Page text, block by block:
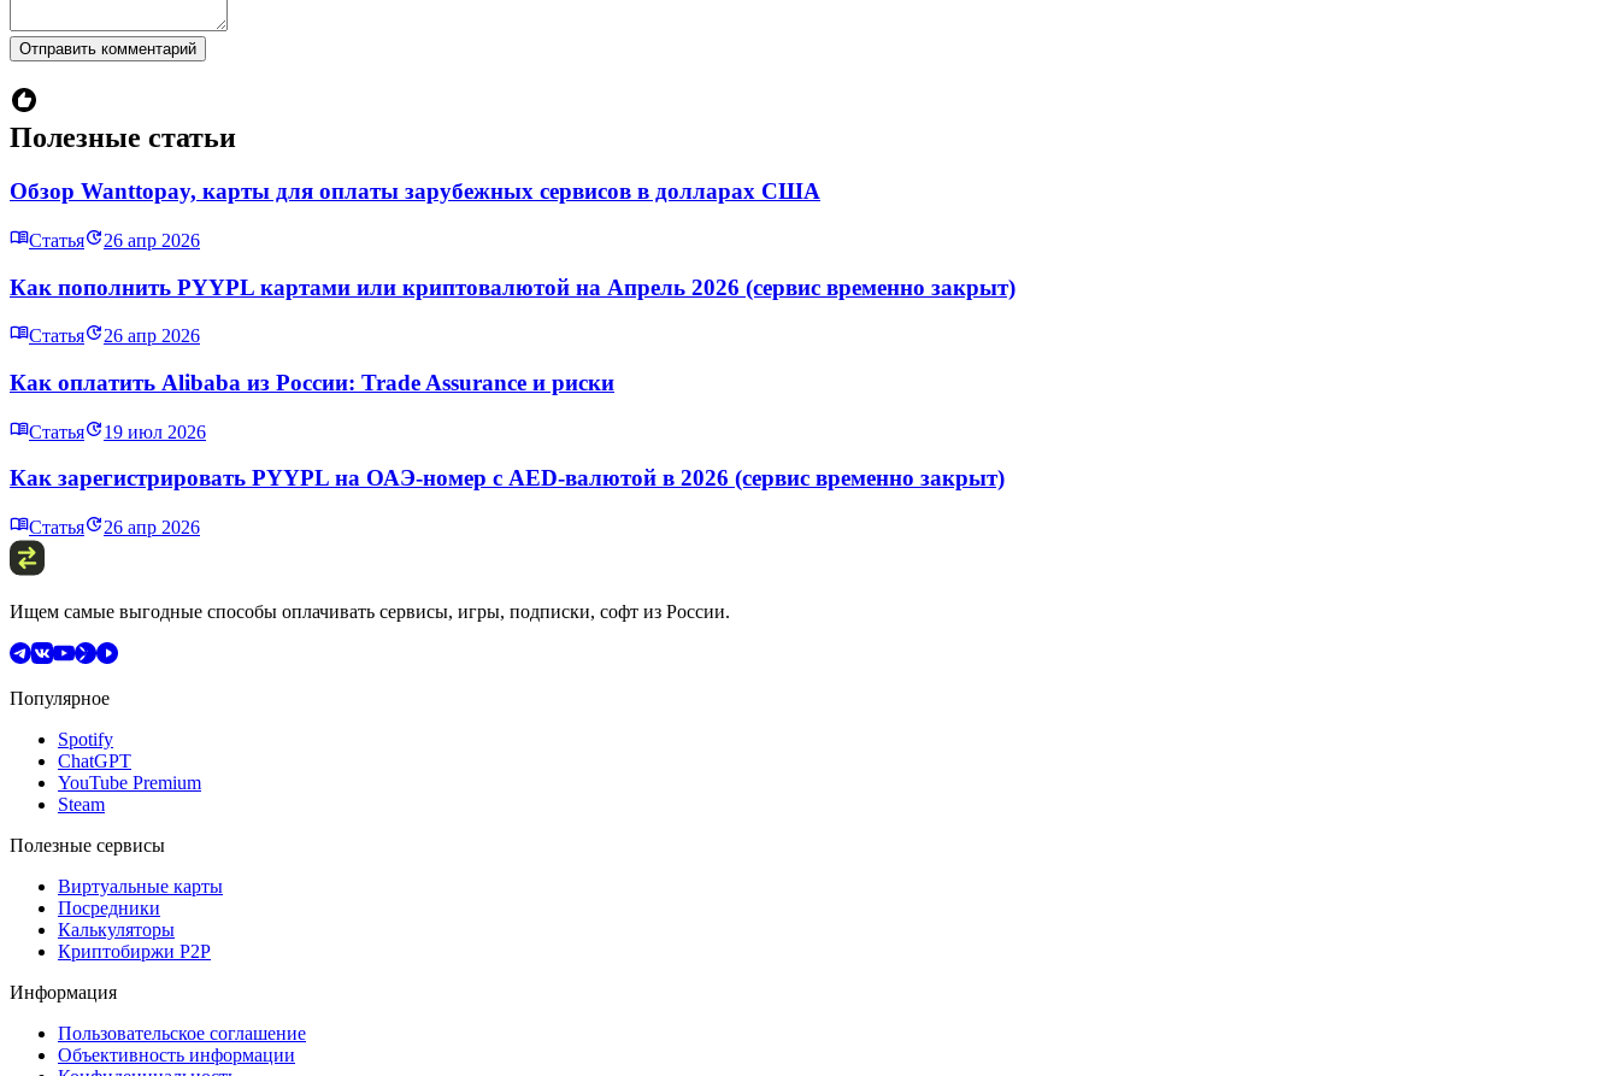
Отправить комментарий
Полезные статьи
Обзор Wanttopay, карты для оплаты зарубежных сервисов в долларах США
Статья 26 апр 2026
Как пополнить PYYPL картами или криптовалютой на Апрель 2026 (сервис временно закрыт)
Статья 26 апр 2026
Как оплатить Alibaba из России: Trade Assurance и риски
Статья 19 июл 2026
Как зарегистрировать PYYPL на ОАЭ-номер с AED-валютой в 2026 (сервис временно закрыт)
Статья 26 апр 2026
Ищем самые выгодные способы оплачивать сервисы, игры, подписки, софт из России.
Популярное
Spotify
ChatGPT
YouTube Premium
Steam
Полезные сервисы
Виртуальные карты
Посредники
Калькуляторы
Криптобиржи P2P
Информация
Пользовательское соглашение
Объективность информации